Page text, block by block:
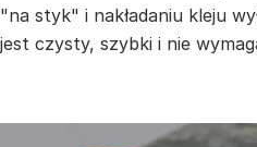
"na styk" i nakładaniu kleju
jest czysty, szybki i nie